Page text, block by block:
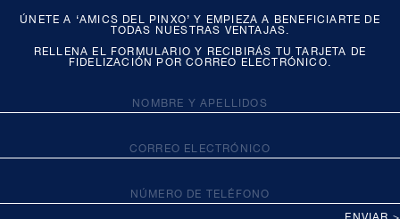
ÚNETE A ‘AMICS DEL PINXO’ Y EMPIEZA A BENEFICIARTE DE
TODAS NUESTRAS VENTAJAS.
RELLENA EL FORMULARIO Y RECIBIRÁS TU TARJETA DE
FIDELIZACIÓN POR CORREO ELECTRÓNICO.